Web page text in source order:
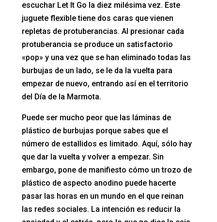
escuchar Let It Go la diez milésima vez. Este
juguete flexible tiene dos caras que vienen
repletas de protuberancias. Al presionar cada
protuberancia se produce un satisfactorio
«pop» y una vez que se han eliminado todas las
burbujas de un lado, se le da la vuelta para
empezar de nuevo, entrando así en el territorio
del Día de la Marmota.
Puede ser mucho peor que las láminas de
plástico de burbujas porque sabes que el
número de estallidos es limitado. Aquí, sólo hay
que dar la vuelta y volver a empezar. Sin
embargo, pone de manifiesto cómo un trozo de
plástico de aspecto anodino puede hacerte
pasar las horas en un mundo en el que reinan
las redes sociales. La intención es reducir la